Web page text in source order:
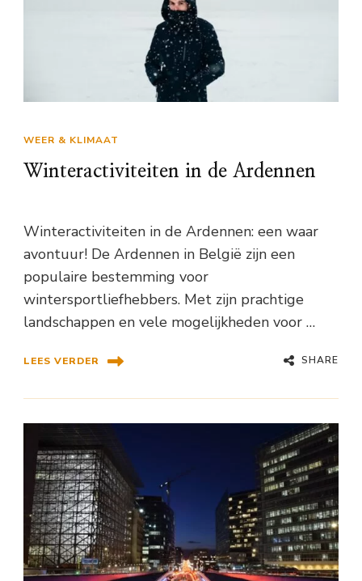
WEER & KLIMAAT
Winteractiviteiten in de Ardennen
Winteractiviteiten in de Ardennen: een waar
avontuur! De Ardennen in België zijn een
populaire bestemming voor
wintersportliefhebbers. Met zijn prachtige
landschappen en vele mogelijkheden voor …
LEES VERDER SHARE